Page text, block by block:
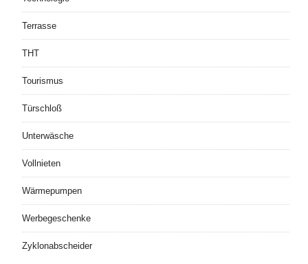
Terrasse
THT
Tourismus
Türschloß
Unterwäsche
Vollnieten
Wärmepumpen
Werbegeschenke
Zyklonabscheider